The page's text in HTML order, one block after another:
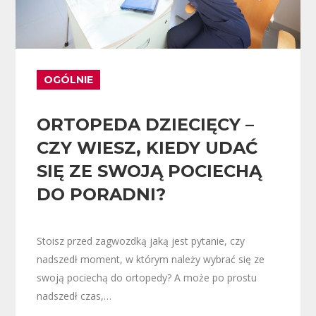
OGÓLNIE
ORTOPEDA DZIECIĘCY –
CZY WIESZ, KIEDY UDAĆ
SIĘ ZE SWOJĄ POCIECHĄ
DO PORADNI?
Stoisz przed zagwozdką jaką jest pytanie, czy
nadszedł moment, w którym należy wybrać się ze
swoją pociechą do ortopedy? A może po prostu
nadszedł czas,…